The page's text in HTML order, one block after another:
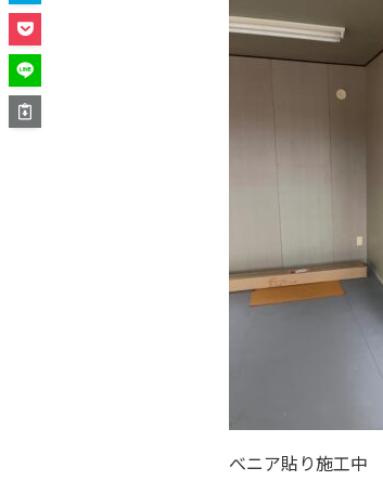
べニア貼り施工中